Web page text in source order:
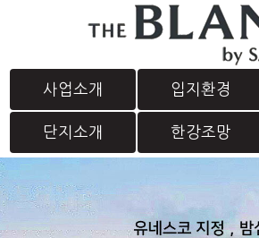
사업소개 입지환경
단지소개 한강조망